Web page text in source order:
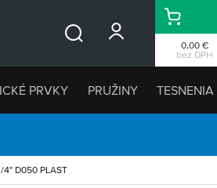
0,00 €
bez DPH
Košík
PRVKY PRUŽINY TESNENIA
4" D050 PLAST